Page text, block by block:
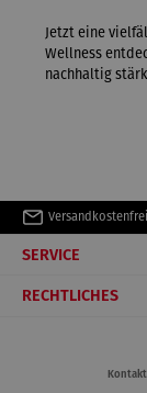
Jetzt eine
Wellness
nachhaltig
SERVICE
RECHTLICHES
Kontakt